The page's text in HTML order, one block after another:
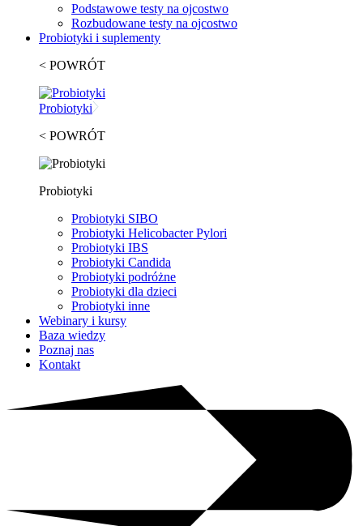
Podstawowe testy na ojcostwo
Rozbudowane testy na ojcostwo
Probiotyki i suplementy
< POWRÓT
Probiotyki
< POWRÓT
Probiotyki
Probiotyki SIBO
Probiotyki Helicobacter Pylori
Probiotyki IBS
Probiotyki Candida
Probiotyki podróżne
Probiotyki dla dzieci
Probiotyki inne
Webinary i kursy
Baza wiedzy
Poznaj nas
Kontakt